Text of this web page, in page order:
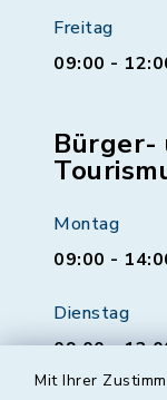
Mit Ihrer
Freitag
09:00 -
Bürger-
Montag
09:00 -
Dienstag
09:00 -